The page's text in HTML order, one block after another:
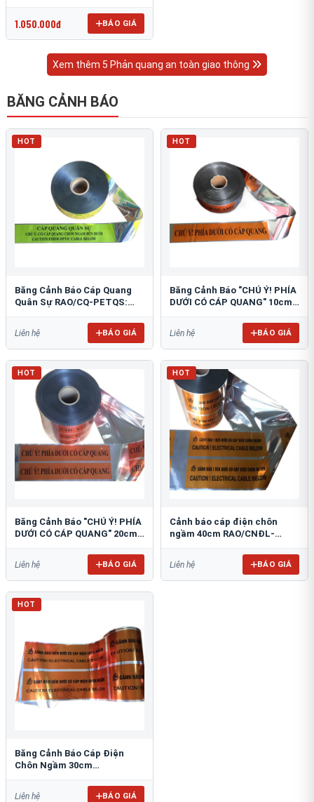
1.050.000đ BÁO GIÁ
Xem thêm 5 Phản quang an toàn giao thông
BĂNG CẢNH BÁO
HOT
Băng Cảnh Báo Cáp Quang
Quân Sự RAO/CQ-PETQS:
Liên hệ BÁO GIÁ
HOT
Băng Cảnh Báo "CHÚ Ý! PHÍA
DƯỚI CÓ CÁP QUANG" 10cm:
Liên hệ BÁO GIÁ
HOT
Băng Cảnh Báo "CHÚ Ý! PHÍA
DƯỚI CÓ CÁP QUANG" 20cm
Liên hệ BÁO GIÁ
HOT
Cảnh báo cáp điện chôn
ngầm 40cm RAO/CNĐL-
Liên hệ BÁO GIÁ
HOT
Băng Cảnh Báo Cáp Điện
Chôn Ngầm 30cm
Liên hệ BÁO GIÁ